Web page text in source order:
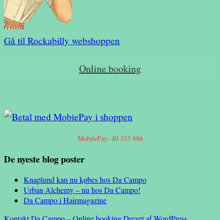
Gå til Rockabilly webshoppen
Online booking
MobilePay: 40 333 886
De nyeste blog poster
Knaplund kan nu købes hos Da Campo
Urban Alchemy – nu hos Da Campo!
Da Campo i Hairmagazine